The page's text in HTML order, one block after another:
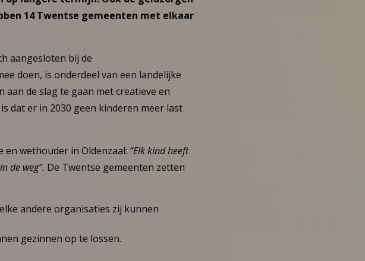
14 Twentse gemeenten met elkaar
aangesloten bij de
doen, is onderdeel van een landelijke
de slag te gaan met creatieve en
dat er in 2030 geen kinderen meer last
wethouder in Oldenzaal: “Elk kind heeft
de weg”. De Twentse gemeenten zetten
andere organisaties zij kunnen
gezinnen op te lossen.